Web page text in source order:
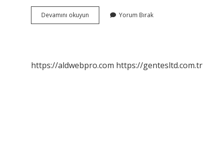
Devamını okuyun
Kacak
Yorum Bırak
https://aldwebpro.com https://gentesltd.com.tr